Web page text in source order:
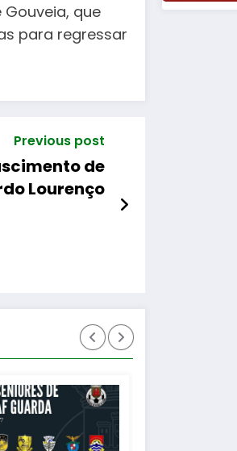
que
para regressar
Previous post
de
Lourenço